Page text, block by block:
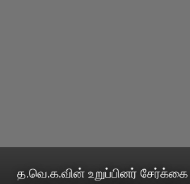
த.வெ.க.வின் உறுப்பினர்